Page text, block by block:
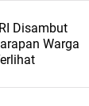
Disambut
Warga